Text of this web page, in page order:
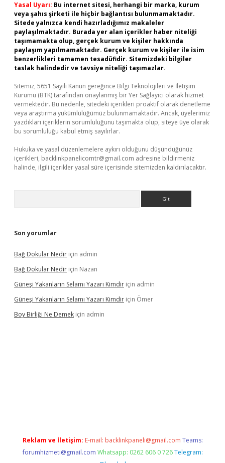
Yasal Uyarı: Bu internet sitesi, herhangi bir marka, kurum
veya şahıs şirketi ile hiçbir bağlantısı bulunmamaktadır.
Sitede yalnızca kendi hazırladığımız makaleler
paylaşılmaktadır. Burada yer alan içerikler haber niteliği
taşımamakta olup, gerçek kurum ve kişiler hakkında
paylaşım yapılmamaktadır. Gerçek kurum ve kişiler ile isim
benzerlikleri tamamen tesadüfidir. Sitemizdeki bilgiler
taslak halindedir ve tavsiye niteliği taşımazlar.
Sitemiz, 5651 Sayılı Kanun gereğince Bilgi Teknolojileri ve İletişim
Kurumu (BTK) tarafından onaylanmış bir Yer Sağlayıcı olarak hizmet
vermektedir. Bu nedenle, sitedeki içerikleri proaktif olarak denetleme
veya araştırma yükümlülüğümüz bulunmamaktadır. Ancak, üyelerimiz
yazdıkları içeriklerin sorumluluğunu taşımakta olup, siteye üye olarak
bu sorumluluğu kabul etmiş sayılırlar.
Hukuka ve yasal düzenlemelere aykırı olduğunu düşündüğünüz
içerikleri, backlinkpanelicomtr@gmail.com adresine bildirmeniz
halinde, ilgili içerikler yasal süre içerisinde sitemizden kaldırılacaktır.
Son yorumlar
Bağ Dokular Nedir için admin
Bağ Dokular Nedir için Nazan
Güneşi Yakanların Selamı Yazarı Kimdir için admin
Güneşi Yakanların Selamı Yazarı Kimdir için Ömer
Boy Birliği Ne Demek için admin
Reklam ve İletişim: E-mail: backlinkpaneli@gmail.com Teams:
forumhizmeti@gmail.com Whatsapp: 0262 606 0 726 Telegram: